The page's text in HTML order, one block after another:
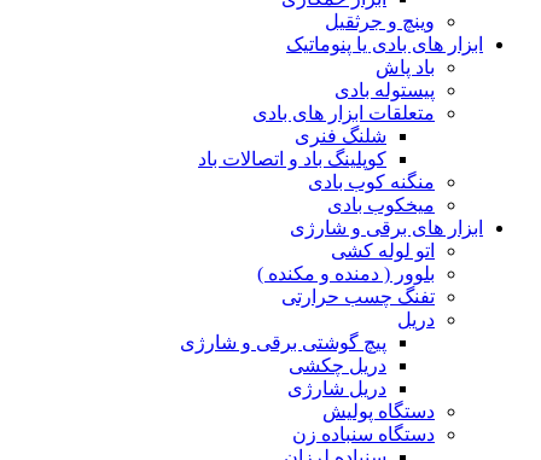
وینچ و جرثقیل
ابزار های بادی یا پنوماتیک
باد پاش
پیستوله بادی
متعلقات ابزار های بادی
شلنگ فنری
کوپلینگ باد و اتصالات باد
منگنه کوب بادی
میخکوب بادی
ابزار های برقی و شارژی
اتو لوله کشی
بلوور ( دمنده و مکنده )
تفنگ چسب حرارتی
دریل
پیچ گوشتی برقی و شارژی
دریل چکشی
دریل شارژی
دستگاه پولیش
دستگاه سنباده زن